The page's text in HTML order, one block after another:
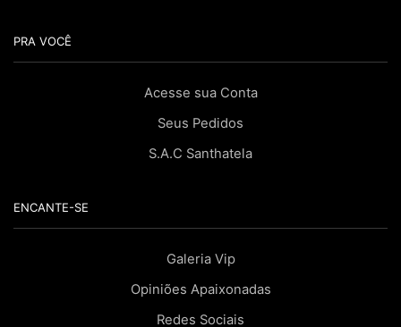
PRA VOCÊ
Acesse sua Conta
Seus Pedidos
S.A.C Santhatela
ENCANTE-SE
Galeria Vip
Opiniões Apaixonadas
Redes Sociais